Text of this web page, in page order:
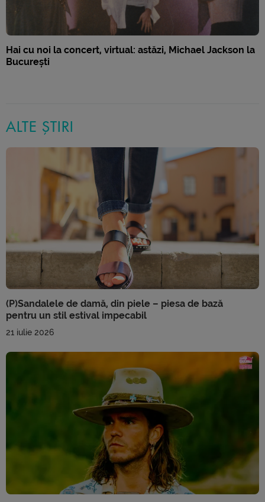
Hai cu noi la concert, virtual: astăzi, Michael Jackson la
București
ALTE ȘTIRI
(P)Sandalele de damă, din piele – piesa de bază
pentru un stil estival impecabil
21 iulie 2026